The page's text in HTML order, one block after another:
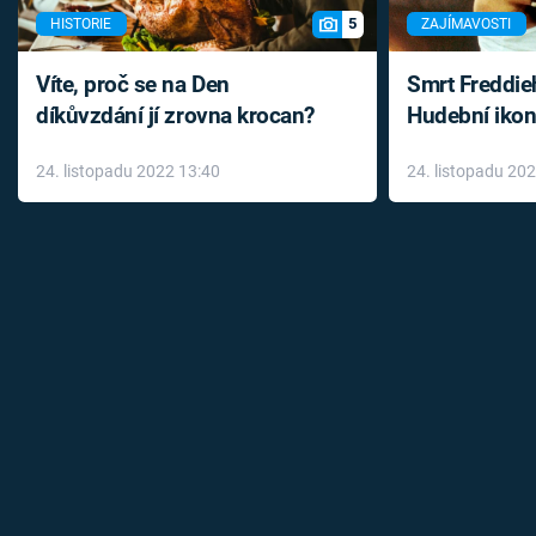
HISTORIE 5
Víte, proč se na Den
díkůvzdání jí zrovna krocan?
24. listopadu 2022 13:40
ZAJÍMAVOSTI
Smrt
Hudební
léky
24. listopadu